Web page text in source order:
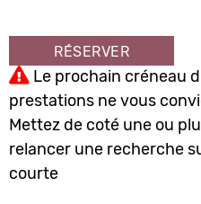
RÉSERVER
Le prochain créneau
prestations ne vous
Mettez de coté une ou
relancer une recherche
courte